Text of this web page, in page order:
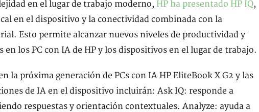
en el lugar de trabajo moderno, HP ha presentado HP IQ,
en el dispositivo y la conectividad combinada con la
Esto permite alcanzar nuevos niveles de productividad y
en los PC con IA de HP y los dispositivos en el lugar de trabajo.
la próxima generación de PCs con IA HP EliteBook X G2 y las
de IA en el dispositivo incluirán: Ask IQ: responde a
respuestas y orientación contextuales. Analyze: ayuda a